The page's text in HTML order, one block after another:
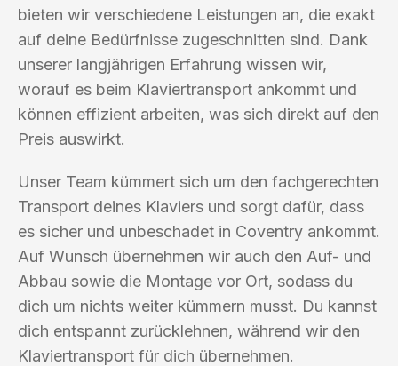
bieten wir verschiedene Leistungen an, die exakt
auf deine Bedürfnisse zugeschnitten sind. Dank
unserer langjährigen Erfahrung wissen wir,
worauf es beim Klaviertransport ankommt und
können effizient arbeiten, was sich direkt auf den
Preis auswirkt.
Unser Team kümmert sich um den fachgerechten
Transport deines Klaviers und sorgt dafür, dass
es sicher und unbeschadet in Coventry ankommt.
Auf Wunsch übernehmen wir auch den Auf- und
Abbau sowie die Montage vor Ort, sodass du
dich um nichts weiter kümmern musst. Du kannst
dich entspannt zurücklehnen, während wir den
Klaviertransport für dich übernehmen.